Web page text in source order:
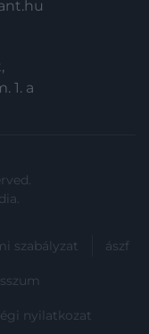
1. a
.
szabályzat ászf
nyilatkozat